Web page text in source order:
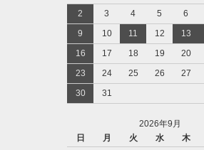
2
3 4 5 6
9
10 11 12 13
16
17 18 19 20
23
24 25 26 27
30
31
2026年9月
日
月 火 水 木